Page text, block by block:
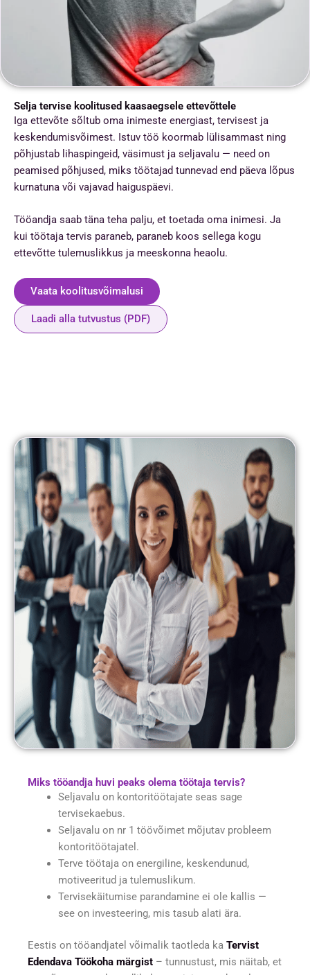
Selja tervise koolitused kaasaegsele ettevõttele
Iga ettevõte sõltub oma inimeste energiast, tervisest ja
keskendumisvõimest. Istuv töö koormab lülisammast ning
põhjustab lihaspingeid, väsimust ja seljavalu — need on
peamised põhjused, miks töötajad tunnevad end päeva lõpus
kurnatuna või vajavad haiguspäevi.
Tööandja saab täna teha palju, et toetada oma inimesi. Ja
kui töötaja tervis paraneb, paraneb koos sellega kogu
ettevõtte tulemuslikkus ja meeskonna heaolu.
Vaata koolitusvõimalusi
Laadi alla tutvustus (PDF)
Miks tööandja huvi peaks olema töötaja tervis?
Seljavalu on kontoritöötajate seas sage
tervisekaebus.
Seljavalu on nr 1 töövõimet mõjutav probleem
kontoritöötajatel.
Terve töötaja on energiline, keskendunud,
motiveeritud ja tulemuslikum.
Tervisekäitumise parandamine ei ole kallis —
see on investeering, mis tasub alati ära.
Eestis on tööandjatel võimalik taotleda ka Tervist
Edendava Töökoha märgist – tunnustust, mis näitab, et